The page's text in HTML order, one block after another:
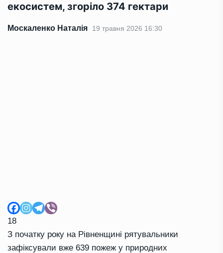
екосистем, згоріло 374 гектари
Москаленко Наталія 19 травня 2026 16:30
18
З початку року на Рівненщині рятувальники
зафіксували вже 639 пожеж у природних